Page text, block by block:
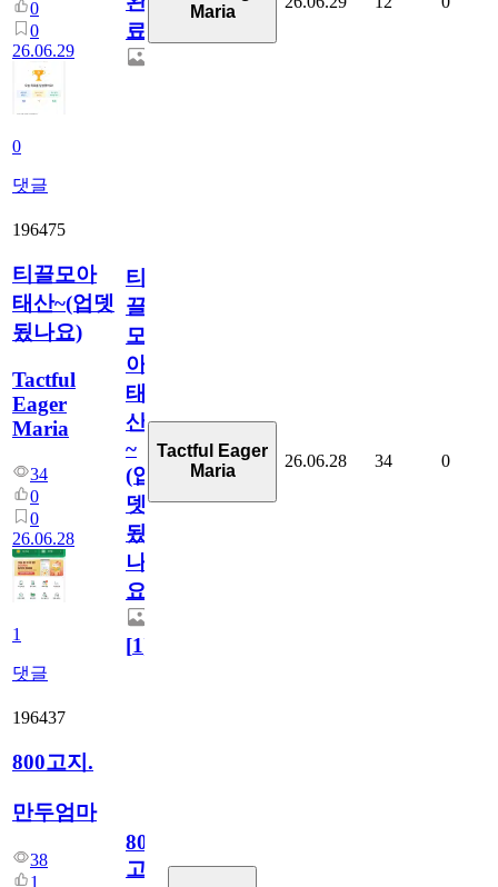
0
0
26.06.29
0
댓글
료
Maria
196475
티끌모아
태산~(업뎃
됬나요)
Tactful
Eager
Maria
34
0
0
26.06.28
1
댓글
티
끌
모
아
태
산
~
(업
뎃
됬
나
요)
[1]
Tactful Eager
Maria
26.06.28 34 0
196437
800고지.
만두엄마
38
1
800
고